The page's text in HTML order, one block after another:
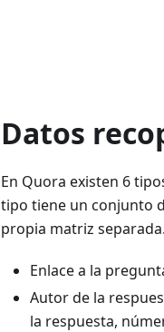
Datos
En Quora existen 6
tipo tiene un conjunto
propia matriz
Enlace a la
Autor de la
la respuesta,